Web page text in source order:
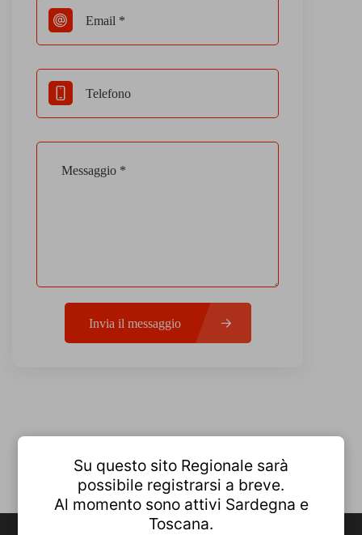
Invia il messaggio
Su questo sito Regionale sarà
possibile registrarsi a breve.
Al momento sono attivi Sardegna e
Toscana.